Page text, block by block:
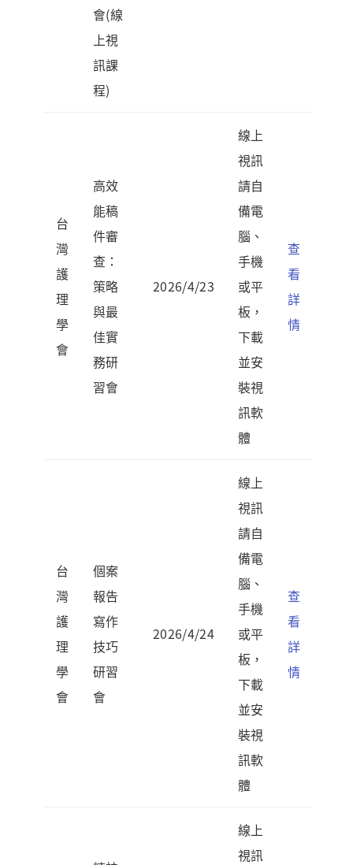
會(線
上視
訊課
程)
台
灣
護
理
學
會
高效
能稿
件審
查：
策略
與最
佳實
務研
習會
2026/4/23
線上
視訊
請自
備電
腦、
手機
或平
板，
下載
並安
裝視
訊軟
體
查
看
詳
情
台
灣
護
理
學
會
個案
報告
寫作
技巧
研習
會
2026/4/24
線上
視訊
請自
備電
腦、
手機
或平
板，
下載
並安
裝視
訊軟
體
查
看
詳
情
線上
視訊